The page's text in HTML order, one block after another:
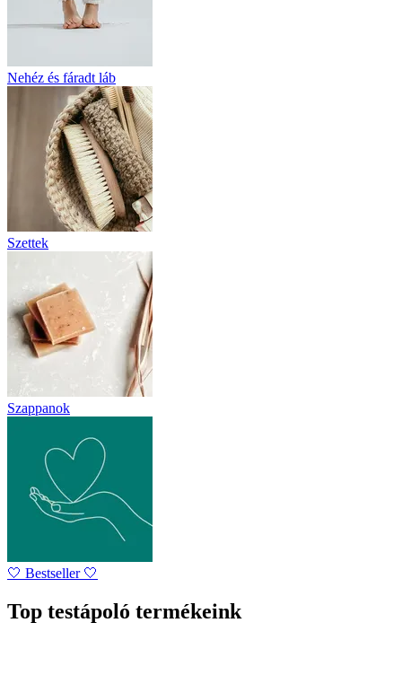
Nehéz és fáradt láb
Szettek
Szappanok
🤍 Bestseller 🤍
Top testápoló termékeink